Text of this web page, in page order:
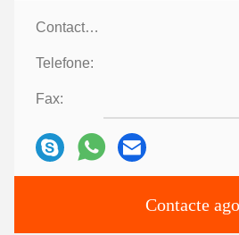
Contactos:
Telefone:
Fax:
Contacte